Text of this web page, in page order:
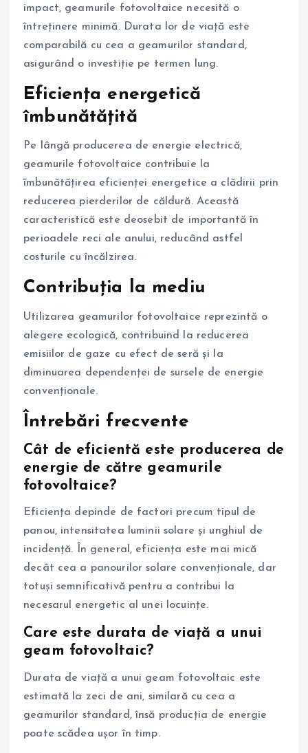
impact, geamurile fotovoltaice necesită o
întreținere minimă. Durata lor de viață este
comparabilă cu cea a geamurilor standard,
asigurând o investiție pe termen lung.
Eficiența energetică
îmbunătățită
Pe lângă producerea de energie electrică,
geamurile fotovoltaice contribuie la
îmbunătățirea eficienței energetice a clădirii prin
reducerea pierderilor de căldură. Această
caracteristică este deosebit de importantă în
perioadele reci ale anului, reducând astfel
costurile cu încălzirea.
Contribuția la mediu
Utilizarea geamurilor fotovoltaice reprezintă o
alegere ecologică, contribuind la reducerea
emisiilor de gaze cu efect de seră și la
diminuarea dependenței de sursele de energie
convenționale.
Întrebări frecvente
Cât de eficientă este producerea de
energie de către geamurile
fotovoltaice?
Eficiența depinde de factori precum tipul de
panou, intensitatea luminii solare și unghiul de
incidență. În general, eficiența este mai mică
decât cea a panourilor solare convenționale, dar
totuși semnificativă pentru a contribui la
necesarul energetic al unei locuințe.
Care este durata de viață a unui
geam fotovoltaic?
Durata de viață a unui geam fotovoltaic este
estimată la zeci de ani, similară cu cea a
geamurilor standard, însă producția de energie
poate scădea ușor în timp.